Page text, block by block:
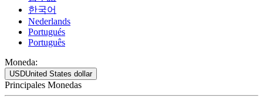
한국어
Nederlands
Portugués
Português
Moneda:
USDUnited States dollar
Principales Monedas